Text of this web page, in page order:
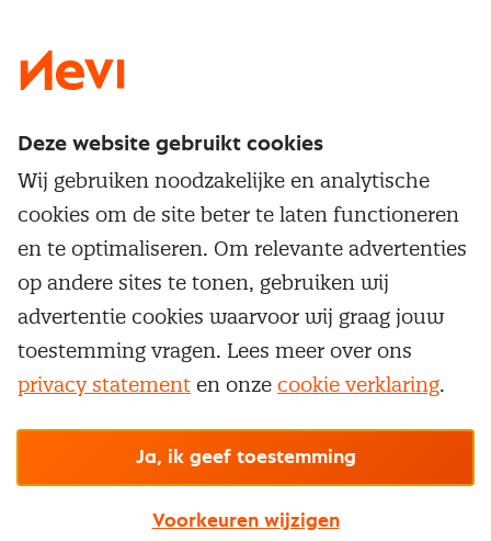
Service & contact
Over inkoop
Netwerk en communities
Aanmelden nieuwsbrief
Word lid van Nevi
Inkoop vacatures
Opzeggen lidmaatschap
Populaire thema's
Aanbesteden
Contractmanagement
Kostenmanagement
Onderhandelen
Supply management
Opleidingen en trainingen
Trainingen
Opleidingen
Maatwerk
Vrijstellingen
Cookievoorkeuren beherenOnzealgemene
© Nevi.nl
Deze website gebruikt cookies
Wij gebruiken noodzakelijke en analytische
cookies om de site beter te laten functioneren
en te optimaliseren. Om relevante advertenties
op andere sites te tonen, gebruiken wij
advertentie cookies waarvoor wij graag jouw
toestemming vragen. Lees meer over ons
privacy statement en onze cookie verklaring.
Ja, ik geef toestemming
Voorkeuren wijzigen